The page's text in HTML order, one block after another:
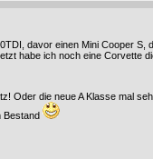
davor einen Mini Cooper S,
habe ich noch eine Corvette
Oder die neue A Klasse mal
Bestand